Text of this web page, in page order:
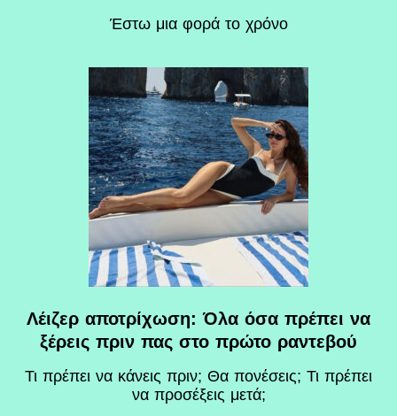
Έστω μια φορά το χρόνο
Λέιζερ αποτρίχωση: Όλα όσα πρέπει να
ξέρεις πριν πας στο πρώτο ραντεβού
Τι πρέπει να κάνεις πριν; Θα πονέσεις; Τι πρέπει
να προσέξεις μετά;